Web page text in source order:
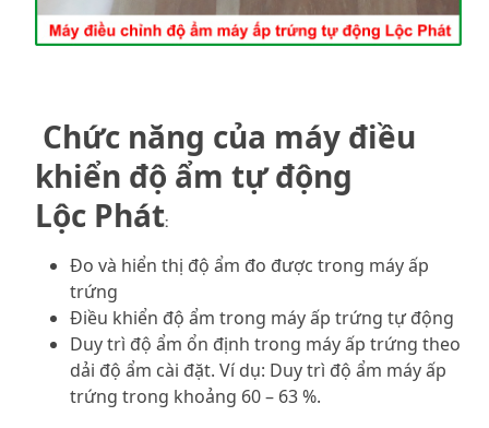
Chức năng của máy điều
khiển độ ẩm tự động
Lộc Phát:
Đo và hiển thị độ ẩm đo được trong máy ấp
trứng
Điều khiển độ ẩm trong máy ấp trứng tự động
Duy trì độ ẩm ổn định trong máy ấp trứng theo
dải độ ẩm cài đặt. Ví dụ: Duy trì độ ẩm máy ấp
trứng trong khoảng 60 – 63 %.